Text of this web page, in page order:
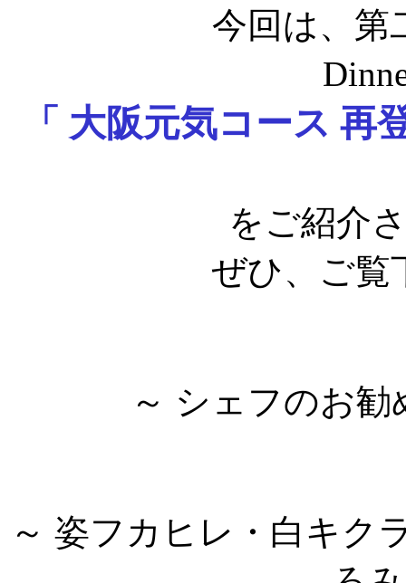
今回は、第
「 大阪元気コース
をご紹介
ぜひ、ご覧
～ シェフのお
～ 姿フカヒレ・白キク